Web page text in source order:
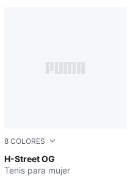
8 COLORES
H-Street OG
For All Time Red-PUMA
Tenis para mujer